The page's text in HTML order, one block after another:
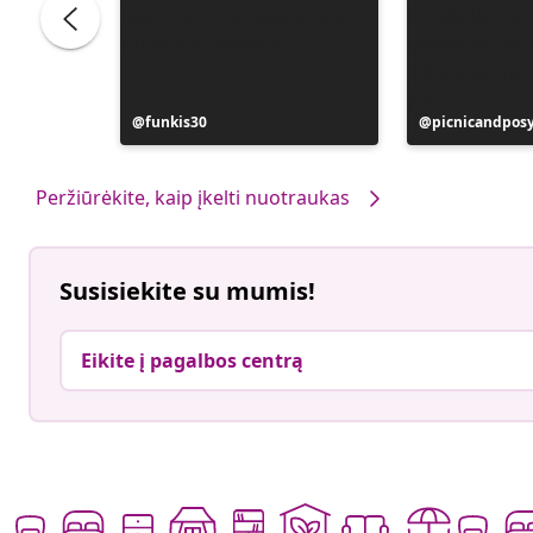
Įrašą
paskelbė
funkis30
Įrašą
paskelbė
Peržiūrėkite, kaip įkelti nuotraukas
Susisiekite su mumis!
Eikite į pagalbos centrą